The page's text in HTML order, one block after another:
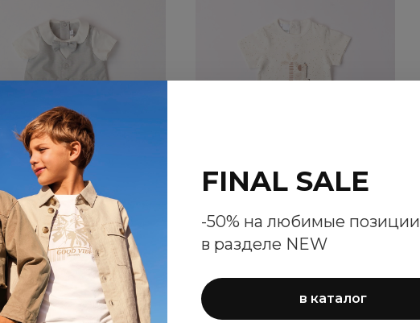
с жилетом
Minibanda
Песочник iDO с
FINAL SALE
-50% на любимые позиции
в разделе NEW
в каталог